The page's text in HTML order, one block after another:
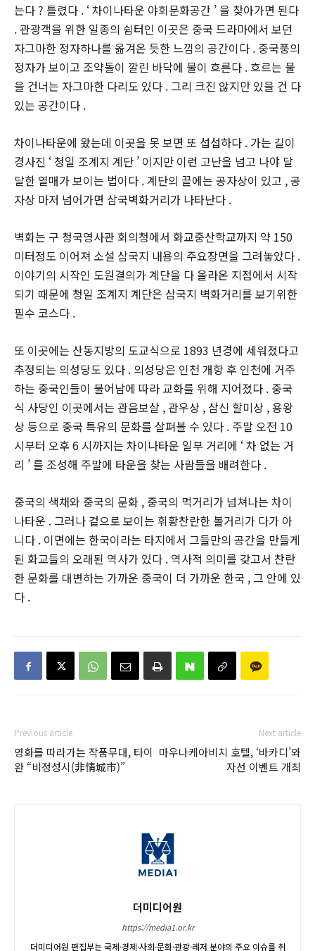
는다 ? 틀렸다 . ‘ 차이나타운 야회문화공간 ’ 을 찾아가면 된다
. 관광객을 위한 일종의 쉼터인 이곳은 중국 드라마에서 보던
자그마한 정자하나를 옮겨온 듯한 느낌의 공간이다 . 중국풍의
정자가 보이고 조약돌이 깔린 바닥에 물이 흐른다 . 흐르는 물
을 건너는 자그마한 다리도 있다 . 그리 크진 않지만 있을 건 다
있는 공간이다 .
차이나타운에 왔는데 이곳을 못 보면 또 섭섭하다 . 가는 길이
경사진 ‘ 청일 조계지 계단 ’ 이지만 이런 고난을 넘고 나야 달
달한 열매가 보이는 법이다 . 계단의 끝에는 공자상이 있고 , 공
자상 마저 넘어가면 삼국벽화거리가 나타난다 .
벽화는 구 청국영사관 회의청에서 화교중산학교까지 약 150
미터정도 이어져 소설 삼국지 내용의 주요장면을 그려놓았다 .
이야기의 시작인 도원결의가 계단을 다 올라온 지점에서 시작
되기 때문에 청일 조계지 계단은 삼국지 벽화거리를 보기위한
필수 코스다 .
또 이곳에는 산동지방의 도교식으로 1893 년경에 세워졌다고
추정되는 의성당도 있다 . 의성당은 인천 개항 후 인천에 거주
하는 중국인들이 불어남에 따라 교화를 위해 지어졌다 . 중국
식 사당인 이곳에서는 관음보살 , 관우상 , 삼신 할미상 , 용왕
상 등으로 중국 특유의 문화를 살펴볼 수 있다 . 주말 오전 10
시부터 오후 6 시까지는 차이나타운 일부 거리에 ‘ 차 없는 거
리 ’ 를 조성해 주말에 타운을 찾는 사람들을 배려한다 .
중국의 색채와 중국의 문화 , 중국의 먹거리가 넘쳐나는 차이
나타운 . 그러나 겉으로 보이는 휘황찬란한 볼거리가 다가 아
니다 . 이면에는 한국이라는 타지에서 그들만의 공간을 만들게
된 화교들의 오래된 역사가 있다 . 역사적 의미를 갖고서 찬란
한 문화를 대변하는 가까운 중국이 더 가까운 한국 , 그 안에 있
다 .
Previous article
영화를 따라가는 작품무대, 타이
완 “비정성시(非情城市)”
Next article
마우나케아비치 호텔, ‘바카디’와
자선 이벤트 개최
더미디어원
https://media1.or.kr
더미디어원 편집부는 국제·경제·사회·문화·관광·레저 분야의 주요 이슈를 취